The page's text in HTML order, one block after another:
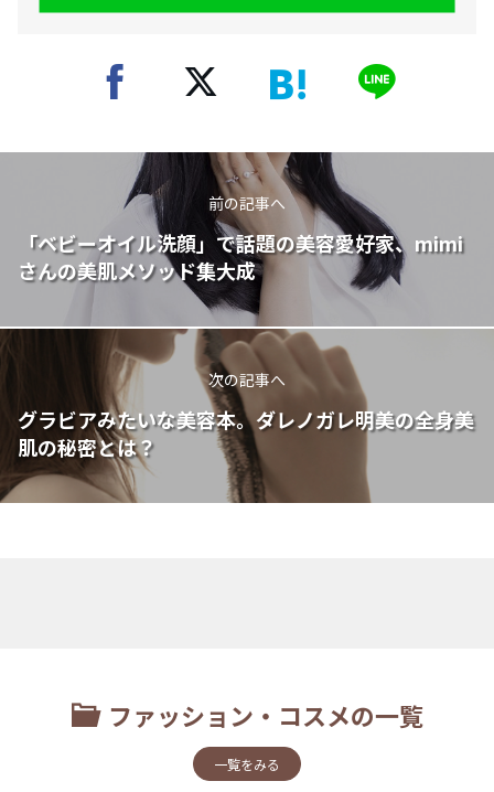
前の記事へ
「ベビーオイル洗顔」で話題の美容愛好家、mimi
さんの美肌メソッド集大成
次の記事へ
グラビアみたいな美容本。ダレノガレ明美の全身美
肌の秘密とは？
ファッション・コスメの一覧
一覧をみる